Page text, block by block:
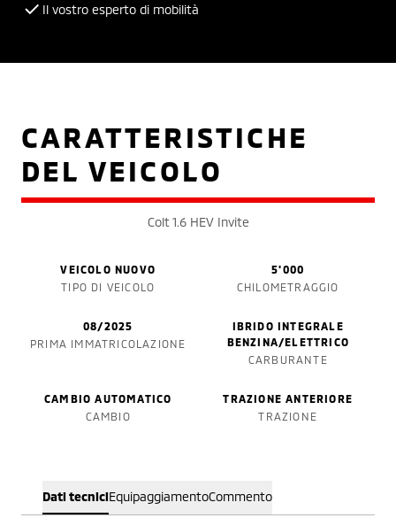
Il vostro esperto di mobilità
CARATTERISTICHE
DEL VEICOLO
Colt 1.6 HEV Invite
VEICOLO NUOVO
TIPO DI VEICOLO
5'000
CHILOMETRAGGIO
08/2025
PRIMA IMMATRICOLAZIONE
IBRIDO INTEGRALE
BENZINA/ELETTRICO
CARBURANTE
CAMBIO AUTOMATICO
CAMBIO
TRAZIONE ANTERIORE
TRAZIONE
Dati tecniciEquipaggiamentoCommento